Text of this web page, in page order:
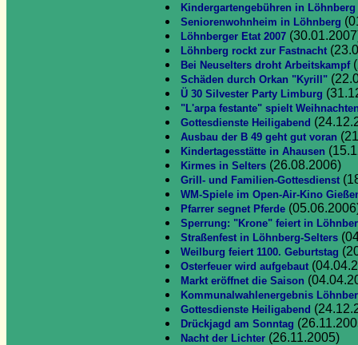
Kindergartengebühren in Löhnberg
Seniorenwohnheim in Löhnberg
Löhnberger Etat 2007
Löhnberg rockt zur Fastnacht
Bei Neuselters droht Arbeitskampf
Schäden durch Orkan "Kyrill"
Ü 30 Silvester Party Limburg
"L'arpa festante" spielt
Gottesdienste Heiligabend
Ausbau der B 49 geht gut voran
Kindertagesstätte in Ahausen
Kirmes in Selters (26.08.2006)
Grill- und Familien-Gottesdienst
WM-Spiele im Open-Air-Kino
Pfarrer segnet Pferde
Sperrung: "Krone" feiert in
Straßenfest in Löhnberg-Selters
Weilburg feiert 1100. Geburtstag
Osterfeuer wird aufgebaut
Markt eröffnet die Saison
Kommunalwahlenergebnis
Gottesdienste Heiligabend
Drückjagd am Sonntag
Nacht der Lichter (26.11.2005)